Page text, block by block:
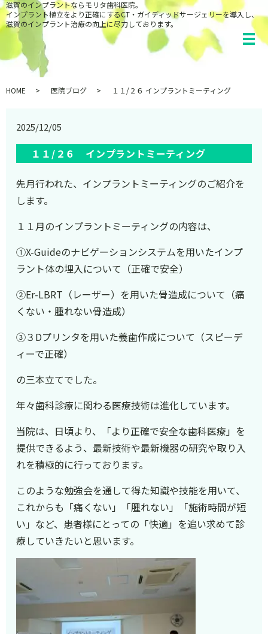
滋賀のインプラントならモリタ歯科医院。
インプラント植立をより正確にするCT・ガイディッドサージェリーを導入し、
滋賀のインプラント治療の向上に尽力しております。
HOME 医院ブログ １１/２６ インプラントミーティング
2025/12/05
１１/２６ インプラントミーティング
先月行われた、インプラントミーティングのご紹介を
します。
１１月のインプラントミーティングの内容は、
①X-Guideのナビゲーションシステムを用いたインプ
ラント体の埋入について（正確で安全）
②Er-LBRT（レーザー）を用いた骨造成について（痛
くない・腫れない骨造成）
③３Dプリンタを用いた義歯作成について（スピーデ
ィーで正確）
の三本立てでした。
年々歯科診療に関わる医療技術は進化しています。
当院は、日頃より、「より正確で安全な歯科医療」を
提供できるよう、最新技術や最新機器の研究や取り入
れを積極的に行っております。
このような勉強会を通して得た知識や技能を用いて、
これからも「痛くない」「腫れない」「施術時間が短
い」など、患者様にとっての「快適」を追い求めて診
療していきたいと思います。